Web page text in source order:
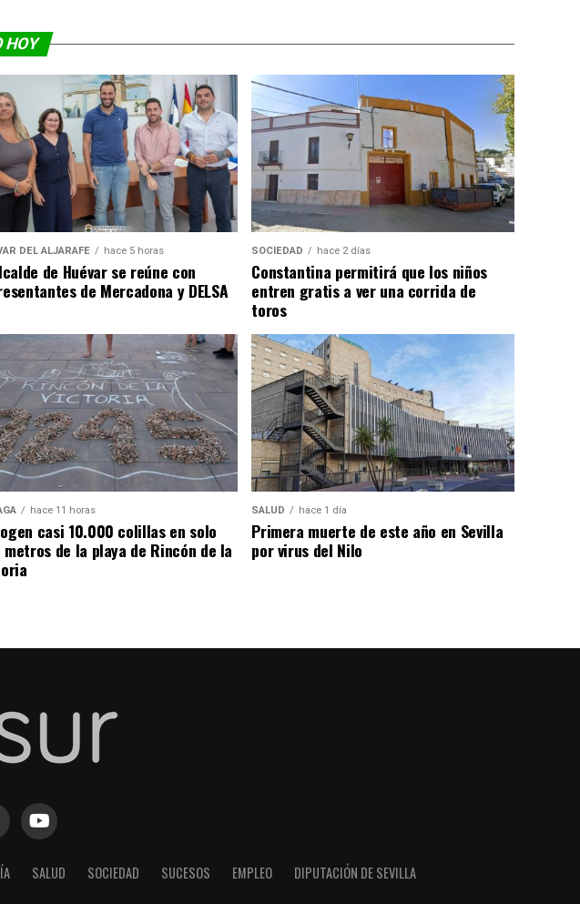
HOY
DEL ALJARAFE hace 5 horas
de Huévar se reúne con
de Mercadona y DELSA
SOCIEDAD hace 2 días
Constantina permitirá que los niños
entren gratis a ver una corrida de
toros
hace 11 horas
casi 10.000 colillas en solo
metros de la playa de Rincón de la
SALUD hace 1 día
Primera muerte de este año en Sevilla
por virus del Nilo
SALUD SOCIEDAD SUCESOS EMPLEO DIPUTACIÓN DE SEVILLA